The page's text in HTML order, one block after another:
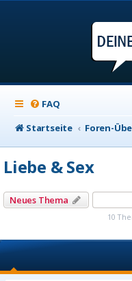
FAQ
Startseite
Foren-
Liebe & Sex
Neues Thema
10